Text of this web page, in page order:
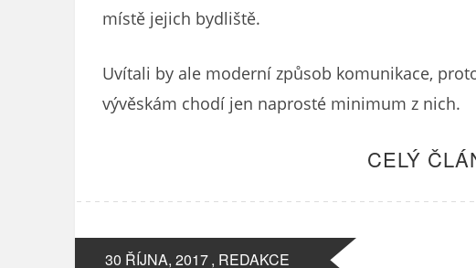
místě jejich bydliště.
Uvítali by ale moderní způsob komunikace,
vývěskám chodí jen naprosté minimum z nich.
CELÝ
30 ŘÍJNA, 2017, REDAKCE